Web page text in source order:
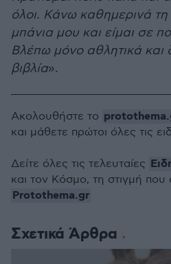
όλοι. Κάνω καθημερινά
μπάνια μου και είμαι σε
Βλέπω μόνο αθλητικά και
βιβλία».
Σχετικά Άρθρα
Ακολουθήστε το
και μάθετε πρώτοι όλες τις
Δείτε όλες τις τελευταίες
και τον Κόσμο, τη στιγμή που
Protothema.gr